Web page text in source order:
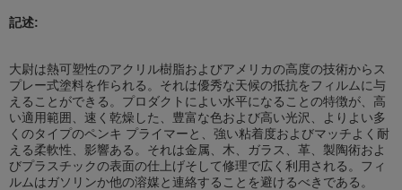
記述:
大尉は熱可塑性のアクリル樹脂およびアメリカの高度の技術からス
プレー式塗料を作られる。それは優秀な天候の抵抗をフィルムに与
えることができる。プロダクトによい水平になることの特徴が、高
い適用範囲、速く乾燥した、豊富な色および高い光沢、よりよい多
くのタイプのペンキ プライマーと、強い粘着度およびマッチよく耐
える柔軟性、影響ある。それは金属、木、ガラス、革、製陶術およ
びプラスチックの表面の仕上げそして修理で広く利用される。フィ
ルムはガソリンか他の溶媒と連絡することを避けるべきである。